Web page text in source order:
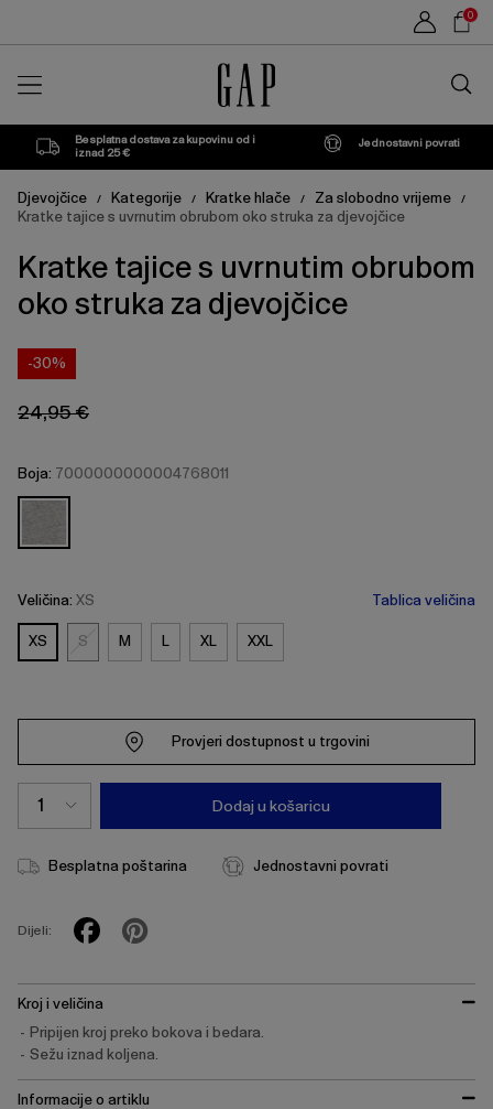
0
trgovini
Besplatna dostava za kupovinu od i
iznad 25 €
Jednostavni povrati
Djevojčice / Kategorije / Kratke hlače / Za slobodno vrijeme /
Kratke tajice s uvrnutim obrubom oko struka za djevojčice
Kratke tajice s uvrnutim obrubom
oko struka za djevojčice
-30%
24,95 €
Boja: 7000000000004768011
može
ažurirati
na
odabira
Veličina: XS Tablica veličina
može
ažurirati
na
odabira
XS SS M L XL XXL
Provjeri dostupnost u trgovini
Dodaj u košaricu
Besplatna poštarina Jednostavni povrati
Dijeli:
Kroj i veličina
Pripijen kroj preko bokova i bedara.
Sežu iznad koljena.
Informacije o artiklu